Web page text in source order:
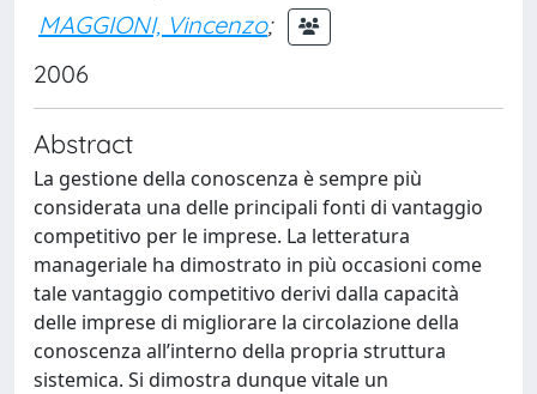
MAGGIONI, Vincenzo;
2006
Abstract
La gestione della conoscenza è sempre più
considerata una delle principali fonti di vantaggio
competitivo per le imprese. La letteratura
manageriale ha dimostrato in più occasioni come
tale vantaggio competitivo derivi dalla capacità
delle imprese di migliorare la circolazione della
conoscenza all’interno della propria struttura
sistemica. Si dimostra dunque vitale un